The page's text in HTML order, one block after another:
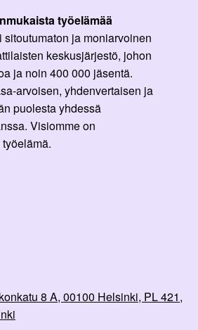
työelämää
ja moniarvoinen
keskusjärjestö, johon
ja noin 400 000 jäsentä.
arvoisen, yhdenvertaisen ja
puolesta yhdessä
Visiomme on
8 A, 00100 Helsinki, PL 421,